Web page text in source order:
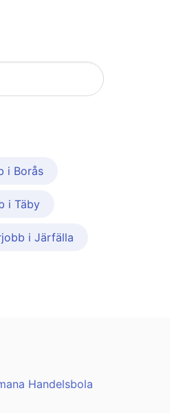
i Borås
i Täby
i Järfälla
Handelsbola